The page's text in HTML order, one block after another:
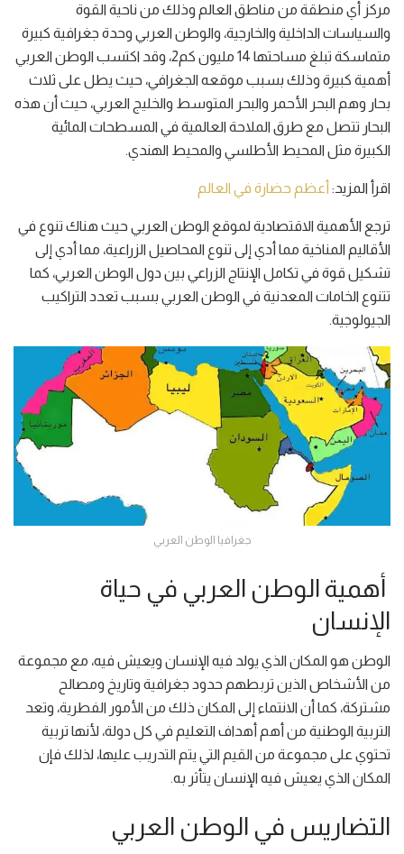
مركز أي منطقة من مناطق العالم وذلك من ناحية القوة
والسياسات الداخلية والخارجية، والوطن العربي وحدة جغرافية كبيرة
متماسكة تبلغ مساحتها 14 مليون كم2، وقد اكتسب الوطن العربي
أهمية كبيرة وذلك بسبب موقعه الجغرافي، حيث يطل على ثلاث
بحار وهم البحر الأحمر والبحر المتوسط والخليج العربي، حيث أن هذه
البحار تتصل مع طرق الملاحة العالمية في المسطحات المائية
الكبيرة مثل المحيط الأطلسي والمحيط الهندي.
اقرأ المزيد: أعظم حضارة في العالم
ترجع الأهمية الاقتصادية لموقع الوطن العربي حيث هناك تنوع في
الأقاليم المناخية مما أدي إلى تنوع المحاصيل الزراعية، مما أدي إلى
تشكيل قوة في تكامل الإنتاج الزراعي بين دول الوطن العربي، كما
تتنوع الخامات المعدنية في الوطن العربي بسبب تعدد التراكيب
الجيولوجية.
جغرافيا الوطن العربي
أهمية الوطن العربي في حياة
الإنسان
الوطن هو المكان الذي يولد فيه الإنسان ويعيش فيه، مع مجموعة
من الأشخاص الذين تربطهم حدود جغرافية وتاريخ ومصالح
مشتركة، كما أن الانتماء إلى المكان ذلك من الأمور الفطرية، وتعد
التربية الوطنية من أهم أهداف التعليم في كل دولة، لأنها تربية
تحتوي على مجموعة من القيم التي يتم التدريب عليها، لذلك فإن
المكان الذي يعيش فيه الإنسان يتأثر به.
التضاريس في الوطن العربي